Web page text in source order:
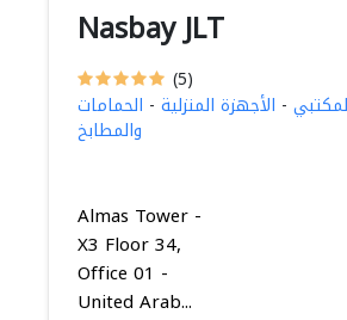
Nasbay JLT
(5)
- الأجهزة المنزلية - الحمامات
والمطابخ
Almas Tower -
X3 Floor 34,
Office 01 -
United Arab...